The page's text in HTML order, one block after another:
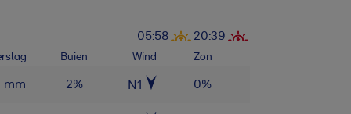
05:58 20:39
Buien Wind Zon
mm 2% N1 0%